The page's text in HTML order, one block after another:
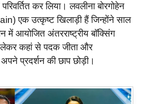
कर लिया। लवलीना बोरगोहेन
एक उत्कृष्ट खिलाड़ी हैं जिन्होंने साल
में आयोजित अंतरराष्ट्रीय बॉक्सिंग
लेकर कहां से पदक जीता और
प्रदर्शन की छाप छोड़ी।